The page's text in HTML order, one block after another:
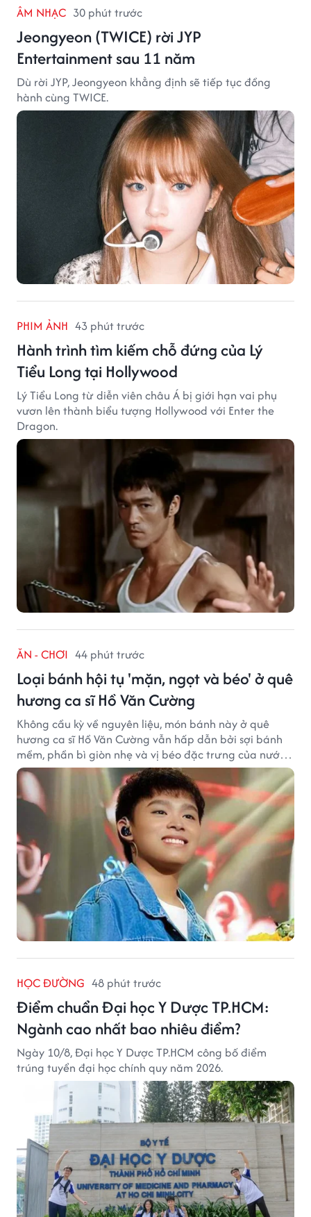
ÂM NHẠC 30 phút trước
Jeongyeon (TWICE) rời JYP
Entertainment sau 11 năm
Dù rời JYP, Jeongyeon khẳng định sẽ tiếp tục đồng
hành cùng TWICE.
PHIM ẢNH 43 phút trước
Hành trình tìm kiếm chỗ đứng của Lý
Tiểu Long tại Hollywood
Lý Tiểu Long từ diễn viên châu Á bị giới hạn vai phụ
vươn lên thành biểu tượng Hollywood với Enter the
Dragon.
ĂN - CHƠI 44 phút trước
Loại bánh hội tụ 'mặn, ngọt và béo' ở quê
hương ca sĩ Hồ Văn Cường
Không cầu kỳ về nguyên liệu, món bánh này ở quê
hương ca sĩ Hồ Văn Cường vẫn hấp dẫn bởi sợi bánh
mềm, phần bì giòn nhẹ và vị béo đặc trưng của nước
cốt dừa.
HỌC ĐƯỜNG 48 phút trước
Điểm chuẩn Đại học Y Dược TP.HCM:
Ngành cao nhất bao nhiêu điểm?
Ngày 10/8, Đại học Y Dược TP.HCM công bố điểm
trúng tuyển đại học chính quy năm 2026.